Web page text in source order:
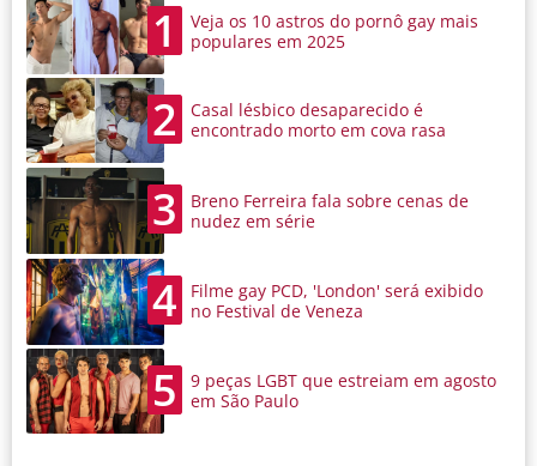
1
Veja os 10 astros do pornô gay mais
populares em 2025
2
Casal lésbico desaparecido é
encontrado morto em cova rasa
3
Breno Ferreira fala sobre cenas de
nudez em série
4
Filme gay PCD, 'London' será exibido
no Festival de Veneza
5
9 peças LGBT que estreiam em agosto
em São Paulo